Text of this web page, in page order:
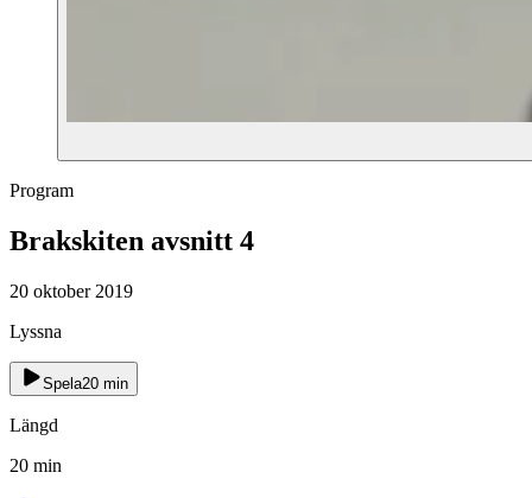
Program
Brakskiten avsnitt 4
20 oktober 2019
Lyssna
Spela20 min
Längd
20 min